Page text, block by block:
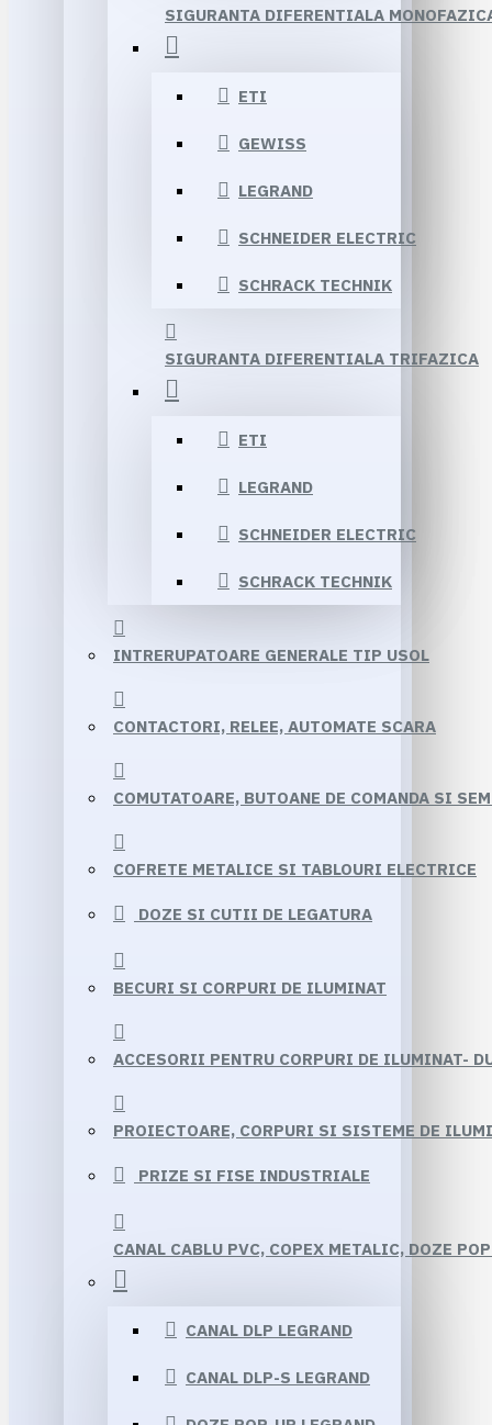
SIGURANTA DIFERENTIALA
ETI
GEWISS
LEGRAND
SCHNEIDER ELECTRIC
SCHRACK TECHNIK
SIGURANTA DIFERENTIALA TRIFAZICA
ETI
LEGRAND
SCHNEIDER ELECTRIC
SCHRACK TECHNIK
INTRERUPATOARE GENERALE TIP USOL
CONTACTORI, RELEE, AUTOMATE SCARA
COMUTATOARE, BUTOANE DE COMANDA SI
COFRETE METALICE SI TABLOURI ELECTRICE
DOZE SI CUTII DE LEGATURA
BECURI SI CORPURI DE ILUMINAT
ACCESORII PENTRU CORPURI DE ILUMINAT-
PROIECTOARE, CORPURI SI SISTEME DE
PRIZE SI FISE INDUSTRIALE
CANAL CABLU PVC, COPEX METALIC, DOZE
CANAL DLP LEGRAND
CANAL DLP-S LEGRAND